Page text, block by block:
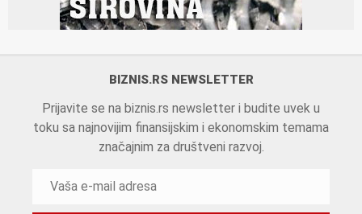
BIZNIS.RS NEWSLETTER
Prijavite se na biznis.rs newsletter i budite uvek u
toku sa najnovijim finansijskim i ekonomskim temama
značajnim za društveni razvoj.